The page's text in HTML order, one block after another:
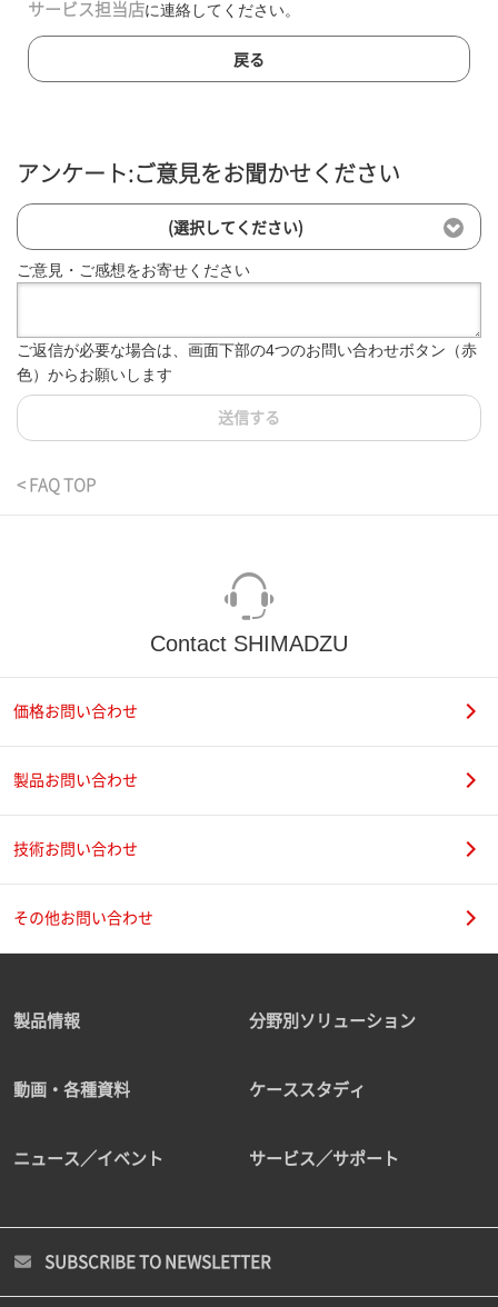
サービス担当店に連絡してください。
戻る
アンケート:ご意見をお聞かせください
(選択してください)
ご意見・ご感想をお寄せください
ご返信が必要な場合は、画面下部の4つのお問い合わせボタン（赤
色）からお願いします
送信する
< FAQ TOP
Contact SHIMADZU
価格お問い合わせ
製品お問い合わせ
技術お問い合わせ
その他お問い合わせ
製品情報 分野別ソリューション
動画・各種資料 ケーススタディ
ニュース／イベント サービス／サポート
SUBSCRIBE TO NEWSLETTER